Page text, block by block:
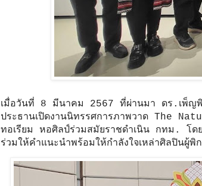
เมื่อวันที่ 8 มีนาคม 2567 ที่ผ่านมา ดร.เพ็ญพิ
ประธานเปิดงานนิทรรศการภาพวาด The
ทอเรียม หอศิลป์ร่วมสมัยราชดำเนิน กทม. โ
ร่วมให้คำแนะนำพร้อมให้กำลังใจเหล่าศิลปินผู้พิ